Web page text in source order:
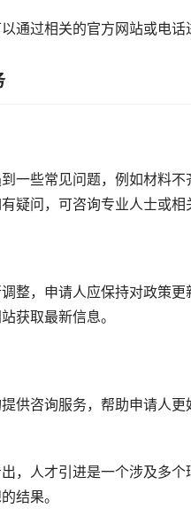
通过相关的官方网站或电
一些常见问题，例如材料
疑问，可咨询专业人士或相
整，申请人应保持对政策
获取最新信息。
供咨询服务，帮助申请人
，人才引进是一个涉及多
结果。